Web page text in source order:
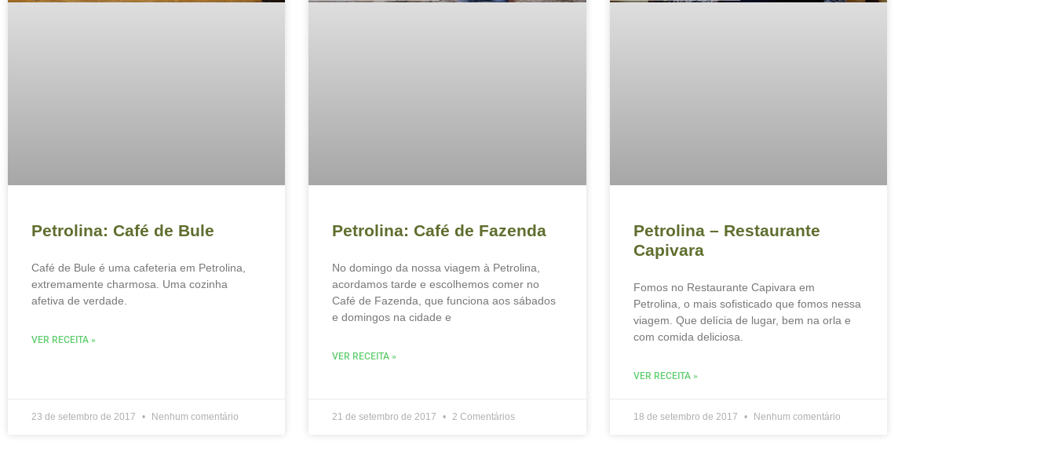
Petrolina: Café de Bule
Café de Bule é uma cafeteria em Petrolina,
extremamente charmosa. Uma cozinha
afetiva de verdade.
VER RECEITA »
23 de setembro de 2017 Nenhum comentário
Petrolina: Café de Fazenda
No domingo da nossa viagem à Petrolina,
acordamos tarde e escolhemos comer no
Café de Fazenda, que funciona aos sábados
e domingos na cidade e
VER RECEITA »
21 de setembro de 2017 2 Comentários
Petrolina – Restaurante
Capivara
Fomos no Restaurante Capivara em
Petrolina, o mais sofisticado que fomos nessa
viagem. Que delícia de lugar, bem na orla e
com comida deliciosa.
VER RECEITA »
18 de setembro de 2017 Nenhum comentário